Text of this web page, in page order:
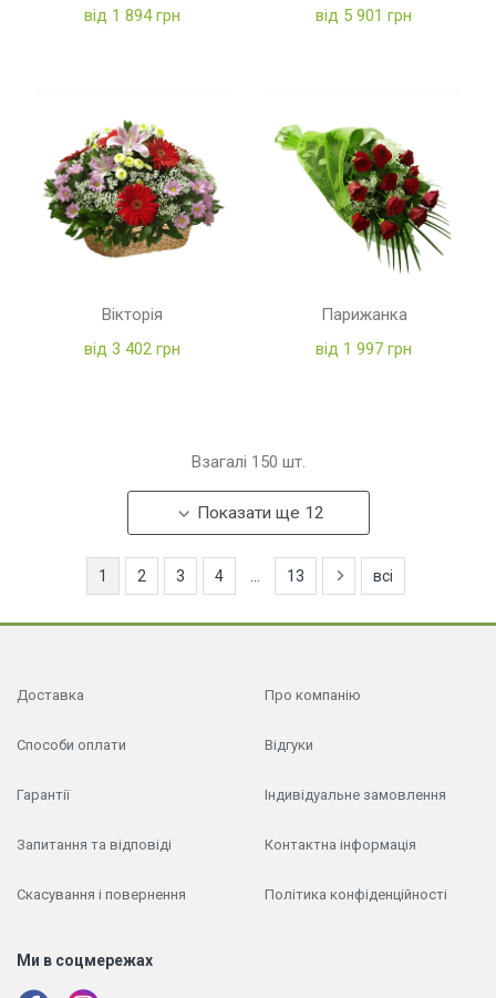
від 1 894 грн
від 5 901 грн
Вікторія
від 3 402 грн
Парижанка
від 1 997 грн
Взагалі 150 шт.
Показати ще 12
1 2 3 4 13 всі
Доставка
Способи оплати
Гарантії
Запитання та відповіді
Скасування і повернення
Про компанію
Відгуки
Індивідуальне замовлення
Контактна інформація
Політика конфіденційності
Ми в соцмережах